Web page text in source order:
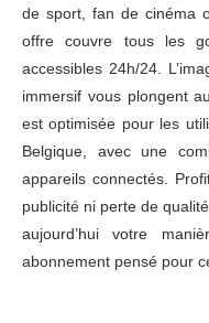
de sport, fan de cinéma
offre couvre tous les
accessibles 24h/24.
immersif vous plongent
est optimisée pour les
Belgique, avec une
appareils connectés.
publicité ni perte de
aujourd’hui votre
abonnement pensé pour